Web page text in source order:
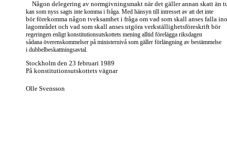
Någon delegering av normgivningsmakt när det gäller annan skatt än
kan som nyss sagts inte komma i fråga. Med hänsyn till intresset av att det inte
bör förekomma någon tveksamhet i fråga om vad som skall anses falla
lagområdet och vad som skall anses utgöra verkställighetsföreskrift bör
regeringen enligt konstitutionsutskottets mening alltid förelägga riksdagen
sådana överenskommelser på ministernivå som gäller förlängning av bestämmelse
i dubbelbeskattningsavtal.
Stockholm den 23 februari 1989
På konstitutionsutskottets vägnar
Olle Svensson